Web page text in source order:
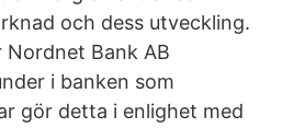
och dess utveckling.
Nordnet Bank AB
i banken som
gör detta i enlighet med